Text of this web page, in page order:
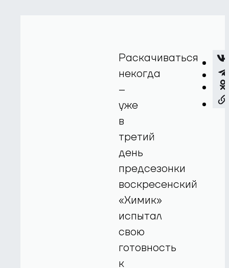
Раскачиваться
некогда
–
уже
в
третий
день
предсезонки
воскресенский
«Химик»
испытал
свою
готовность
к